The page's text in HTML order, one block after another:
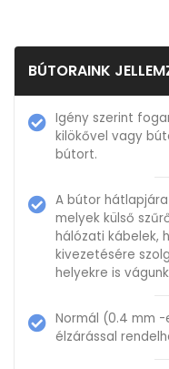
BÚTORAINK
Igény szerint
kilökővel vagy
bútort.
A bútor
melyek külső
hálózati kábelek,
kivezetésére
helyekre is
Normál (0.4 mm -
élzárással